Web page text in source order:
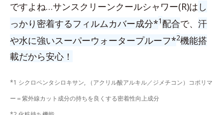
ですよね…サンスクリーンクールシャワー(R)は し
っかり密着するフィルムカバー成分*1配合で、 汗
や水に強いスーパーウォータープルーフ*2機能搭
載だから安心！
*1 シクロペンタシロキサン, （アクリル酸アルキル／ジメチコン）コポリマ
ー＝紫外線カット成分の持ちを良くする密着性向上成分